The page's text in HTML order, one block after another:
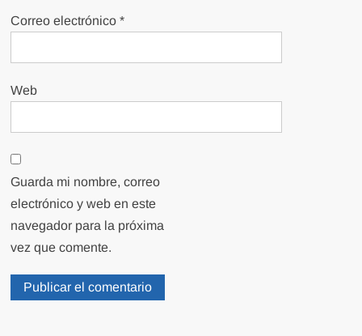
Correo electrónico*
Web
Guarda mi nombre, correo
electrónico y web en este
navegador para la próxima
vez que comente.